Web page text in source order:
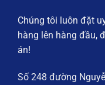
Chúng tôi luôn đặt
hàng lên hàng đầu,
án!
Số 248 đường